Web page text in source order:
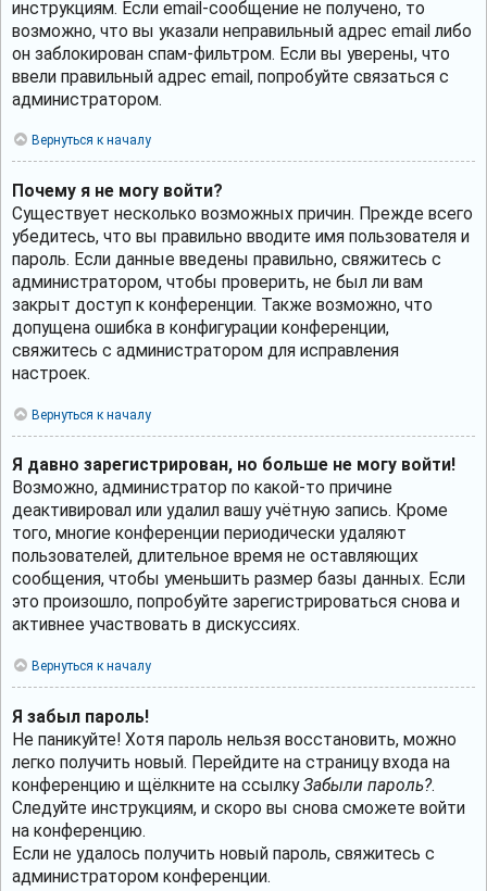
инструкциям. Если email-сообщение не получено, то
возможно, что вы указали неправильный адрес email либо
он заблокирован спам-фильтром. Если вы уверены, что
ввели правильный адрес email, попробуйте связаться с
администратором.
Вернуться к началу
Почему я не могу войти?
Существует несколько возможных причин. Прежде всего
убедитесь, что вы правильно вводите имя пользователя и
пароль. Если данные введены правильно, свяжитесь с
администратором, чтобы проверить, не был ли вам
закрыт доступ к конференции. Также возможно, что
допущена ошибка в конфигурации конференции,
свяжитесь с администратором для исправления
настроек.
Вернуться к началу
Я давно зарегистрирован, но больше не могу войти!
Возможно, администратор по какой-то причине
деактивировал или удалил вашу учётную запись. Кроме
того, многие конференции периодически удаляют
пользователей, длительное время не оставляющих
сообщения, чтобы уменьшить размер базы данных. Если
это произошло, попробуйте зарегистрироваться снова и
активнее участвовать в дискуссиях.
Вернуться к началу
Я забыл пароль!
Не паникуйте! Хотя пароль нельзя восстановить, можно
легко получить новый. Перейдите на страницу входа на
конференцию и щёлкните на ссылкуЗабыли пароль?.
Следуйте инструкциям, и скоро вы снова сможете войти
на конференцию.
Если не удалось получить новый пароль, свяжитесь с
администратором конференции.